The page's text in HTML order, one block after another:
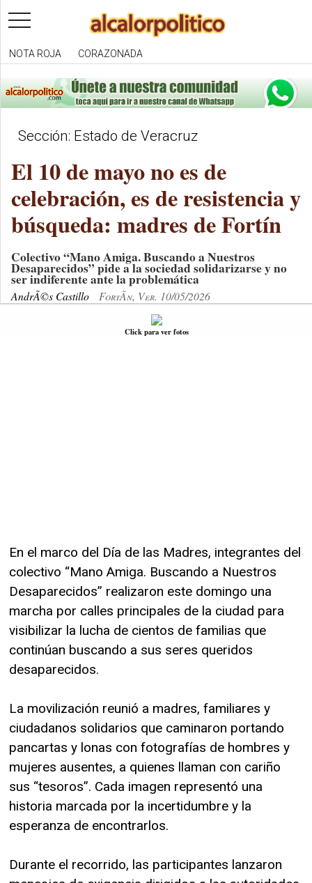
toggle
navigation
NOTA ROJA CORAZONADA
Sección: Estado de Veracruz
El 10 de mayo no es de
celebración, es de resistencia y
búsqueda: madres de Fortín
Colectivo “Mano Amiga. Buscando a Nuestros
Desaparecidos” pide a la sociedad solidarizarse y no
ser indiferente ante la problemática
AndrÃ©s Castillo FortÃ­n, Ver. 10/05/2026
Click para ver fotos
En el marco del Día de las Madres, integrantes del
colectivo “Mano Amiga. Buscando a Nuestros
Desaparecidos” realizaron este domingo una
marcha por calles principales de la ciudad para
visibilizar la lucha de cientos de familias que
continúan buscando a sus seres queridos
desaparecidos.
La movilización reunió a madres, familiares y
ciudadanos solidarios que caminaron portando
pancartas y lonas con fotografías de hombres y
mujeres ausentes, a quienes llaman con cariño
sus “tesoros”. Cada imagen representó una
historia marcada por la incertidumbre y la
esperanza de encontrarlos.
Durante el recorrido, las participantes lanzaron